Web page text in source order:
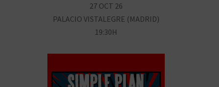
27 OCT 26
PALACIO VISTALEGRE (MADRID)
19:30H